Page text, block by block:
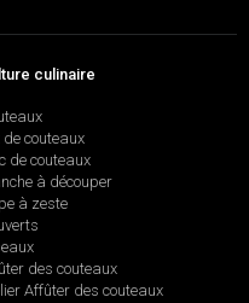
culinaire
de couteaux
de couteaux
à découper
à zeste
des couteaux
Affûter des couteaux